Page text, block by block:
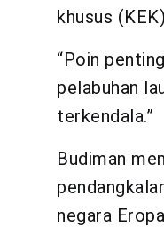
khusus
“Poin
pelabuhan
terkendala.”
Budiman
negara